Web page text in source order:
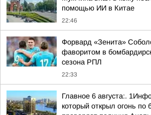
помощью ИИ в Китае
22:46
Форвард «Зенита»
фаворитом в
сезона РПЛ
22:33
Главное 6 августа:.
который открыл огонь по